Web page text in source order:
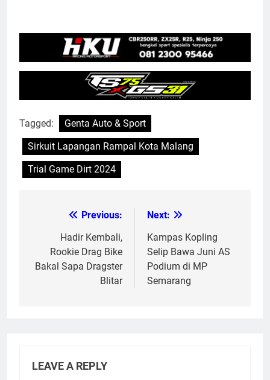
Tagged:
Genta Auto & Sport
Sirkuit Lapangan Rampal Kota Malang
Trial Game Dirt 2024
navigation
Previous:
Hadir Kembali,
Rookie Drag Bike
Bakal Sapa Dragster
Blitar
Next:
Kampas Kopling
Selip Bawa Juni AS
Podium di MP
Semarang
LEAVE A REPLY